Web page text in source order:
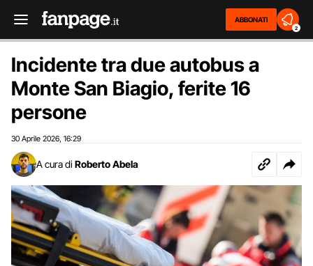
ABBONATI
2
Incidente tra due autobus a
Monte San Biagio, ferite 16
persone
30 Aprile 2026 16:29
A cura di Roberto Abela